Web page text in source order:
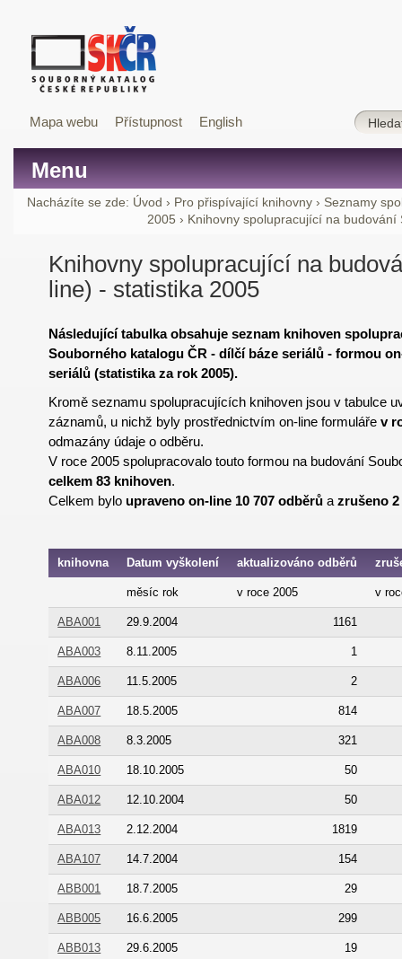
Mapa webu Přístupnost English
Menu
Nacházíte se zde: Úvod › Pro přispívající knihovny › Seznamy
2005 › Knihovny spolupracující na
Knihovny spolupracující na
line) - statistika 2005
Následující tabulka obsahuje seznam knihoven
Souborného katalogu ČR - dílčí báze seriálů - formou
seriálů (statistika za rok 2005).
Kromě seznamu spolupracujících knihoven jsou v tabulce
záznamů, u nichž byly prostřednictvím on-line formulářev
odmazány údaje o odběru.
V roce 2005 spolupracovalo touto formou na budování
celkem 83 knihoven.
Celkem bylo upraveno on-line 10 707 odběrů azrušeno
knihovna Datum vyškolení aktualizováno odběrů
měsíc rok v roce 2005 v
ABA001 29.9.2004 1161
ABA003 8.11.2005 1
ABA006 11.5.2005 2
ABA007 18.5.2005 814
ABA008 8.3.2005 321
ABA010 18.10.2005 50
ABA012 12.10.2004 50
ABA013 2.12.2004 1819
ABA107 14.7.2004 154
ABB001 18.7.2005 29
ABB005 16.6.2005 299
ABB013 29.6.2005 19